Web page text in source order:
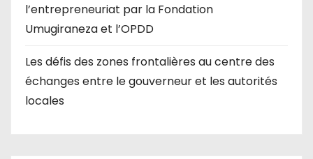
l’entrepreneuriat par la Fondation
Umugiraneza et l’OPDD
Les défis des zones frontalières au centre des
échanges entre le gouverneur et les autorités
locales